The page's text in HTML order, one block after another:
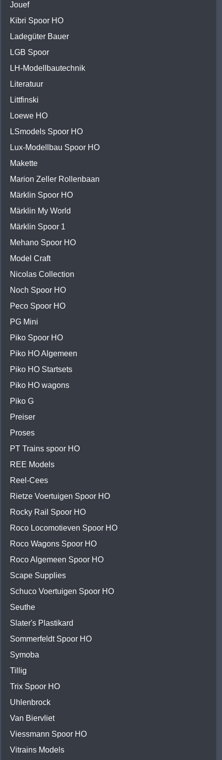
Jouef
Kibri Spoor HO
Ladegüter Bauer
LGB Spoor
LH-Modellbautechnik
Literatuur
Littfinski
Loewe HO
LSmodels Spoor HO
Lux-Modellbau Spoor HO
Makette
Marion Zeller Rollenbaan
Märklin Spoor HO
Märklin My World
Märklin Spoor 1
Mehano Spoor HO
Model Craft
Nicolas Collection
Noch Spoor HO
Peco Spoor HO
PG Mini
Piko Spoor HO
Piko HO Algemeen
Piko HO Startsets
Piko HO wagons
Piko G
Preiser
Proses
PT Trains spoor HO
REE Models
Reel-Cees
Rietze Voertuigen Spoor HO
Rocky Rail Spoor HO
Roco Locomotieven Spoor HO
Roco Wagons Spoor HO
Roco Algemeen Spoor HO
Scape Supplies
Schuco Voertuigen Spoor HO
Seuthe
Slater's Plastikard
Sommerfeldt Spoor HO
Symoba
Tillig
Trix Spoor HO
Uhlenbrock
Van Biervliet
Viessmann Spoor HO
Vitrains Models